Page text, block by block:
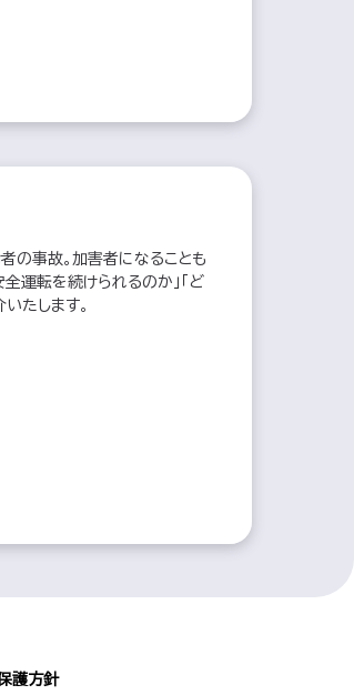
の事故。加害者になることも
運転を続けられるのか」「ど
たします。
護方針